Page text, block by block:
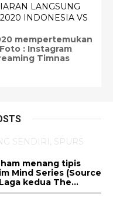
LANGSUNG
INDONESIA VS
mempertemukan
: Instagram
Timnas
SENDIRI, SPURS
menang tipis
Mind Series (Source
kedua The...